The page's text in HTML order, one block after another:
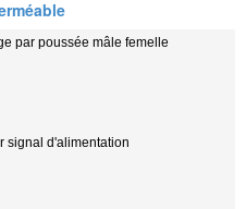
par poussée mâle femelle
signal d'alimentation